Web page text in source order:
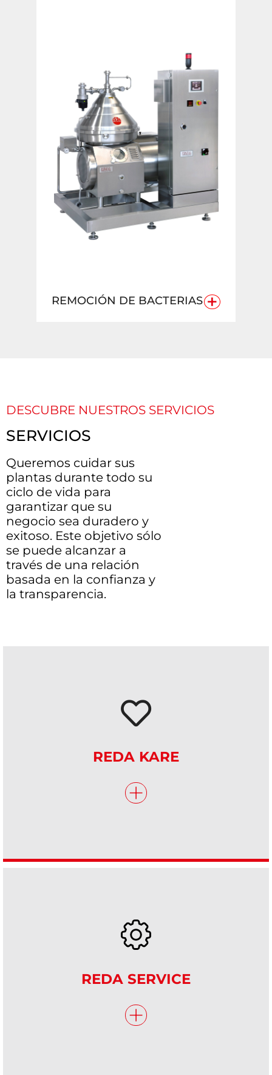
REMOCIÓN DE BACTERIAS +
DESCUBRE NUESTROS SERVICIOS
SERVICIOS
Queremos cuidar sus
plantas durante todo su
ciclo de vida para
garantizar que su
negocio sea duradero y
exitoso. Este objetivo sólo
se puede alcanzar a
través de una relación
basada en la confianza y
la transparencia.
REDA KARE
+
REDA SERVICE
+